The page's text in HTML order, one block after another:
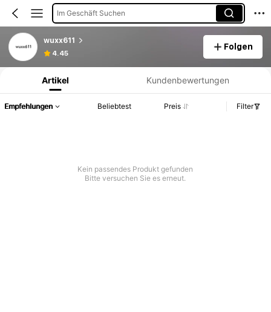
Im Geschäft Suchen
wuxx611
4.45
Folgen
Produktinformation: Preisangabe, Verkaufs- und Lagerbestandsdetails.
Artikel Kundenbewertungen
Empfehlungen Beliebtest Preis Filter
Kein passendes Produkt gefunden
Bitte versuchen Sie es erneut.